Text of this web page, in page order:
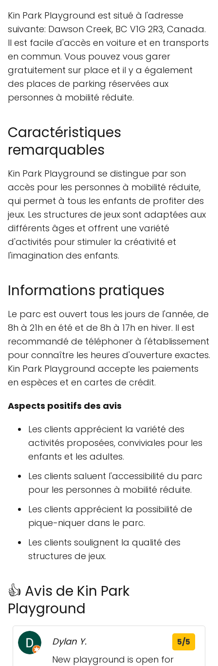
Kin Park Playground est situé à l'adresse
suivante: Dawson Creek, BC V1G 2R3, Canada.
Il est facile d'accès en voiture et en transports
en commun. Vous pouvez vous garer
gratuitement sur place et il y a également
des places de parking réservées aux
personnes à mobilité réduite.
Caractéristiques
remarquables
Kin Park Playground se distingue par son
accès pour les personnes à mobilité réduite,
qui permet à tous les enfants de profiter des
jeux. Les structures de jeux sont adaptées aux
différents âges et offrent une variété
d'activités pour stimuler la créativité et
l'imagination des enfants.
Informations pratiques
Le parc est ouvert tous les jours de l'année, de
8h à 21h en été et de 8h à 17h en hiver. Il est
recommandé de téléphoner à l'établissement
pour connaître les heures d'ouverture exactes.
Kin Park Playground accepte les paiements
en espèces et en cartes de crédit.
Aspects positifs des avis
Les clients apprécient la variété des
activités proposées, conviviales pour les
enfants et les adultes.
Les clients saluent l'accessibilité du parc
pour les personnes à mobilité réduite.
Les clients apprécient la possibilité de
pique-niquer dans le parc.
Les clients soulignent la qualité des
structures de jeux.
👍 Avis de Kin Park
Playground
Dylan Y. 5/5
New playground is open for